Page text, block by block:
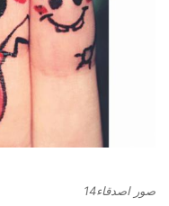
صور اصدقاء14